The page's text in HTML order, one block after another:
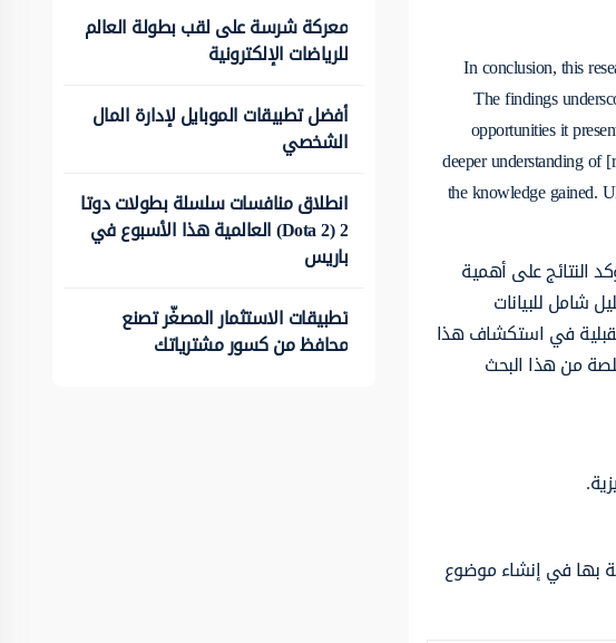
In conclusion, this
The findings
opportunities it
deeper understanding of
the knowledge gained.
النتائج على أهمية
شامل للبيانات
في استكشاف هذا
من هذا البحث
بها في إنشاء موضوع
معركة شرسة على لقب بطولة العالم
للرياضات الإلكترونية
أفضل تطبيقات الموبايل لإدارة المال
الشخصي
انطلاق منافسات سلسلة بطولات دوتا
2 (Dota 2) العالمية هذا الأسبوع في
باريس
تطبيقات الاستثمار المصغّر تصنع
محافظ من كسور مشترياتك